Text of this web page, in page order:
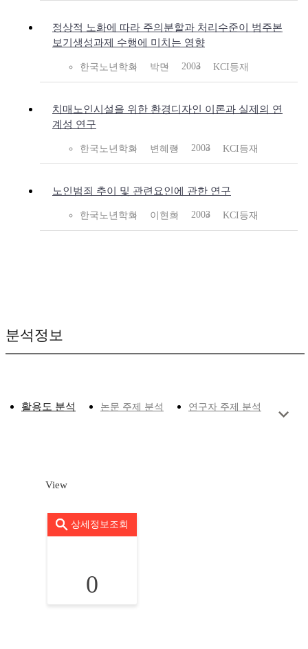
정상적 노화에 따라 주의분할과 처리수준이 범주본
보기생성과제 수행에 미치는 영향
한국노년학회 박민 2003 KCI등재
치매노인시설을 위한 환경디자인 이론과 실제의 연
계성 연구
한국노년학회 변혜령 2003 KCI등재
노인범죄 추이 및 관련요인에 관한 연구
한국노년학회 이현희 2003 KCI등재
분석정보
활용도 분석 논문 주제 분석 연구자 주제 분석
View
상세정보조회
0